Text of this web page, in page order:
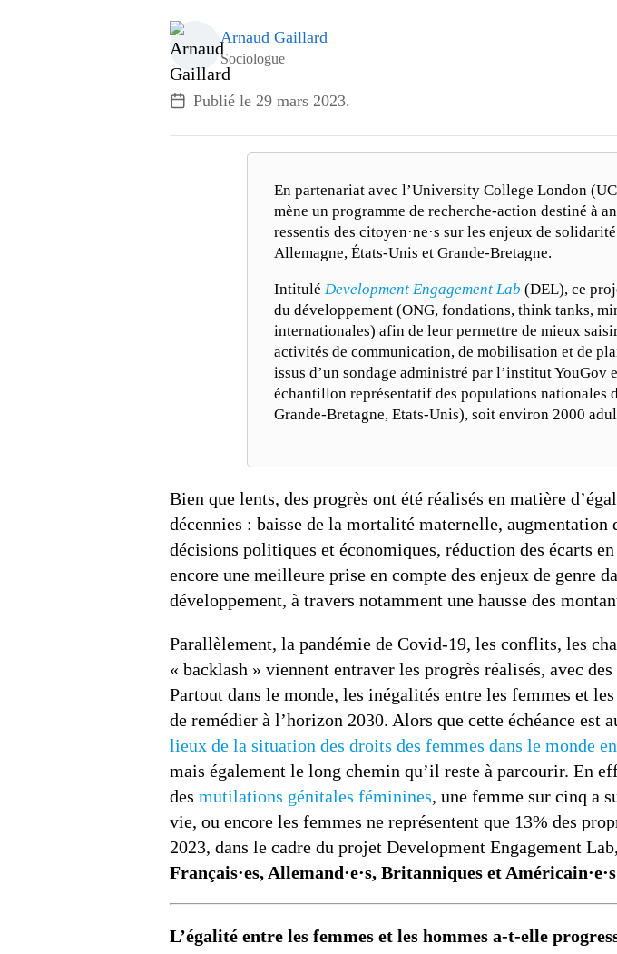
Arnaud Gaillard
Sociologue
Publié le 29 mars 2023.
En partenariat avec l’University College London
mène un programme de recherche-action destiné à
ressentis des citoyen·ne·s sur les enjeux de
Allemagne, États-Unis et Grande-Bretagne.
Intitulé Development Engagement Lab (DEL), ce
du développement (ONG, fondations, think tanks,
internationales) afin de leur permettre de mieux
activités de communication, de mobilisation et de
issus d’un sondage administré par l’institut
échantillon représentatif des populations nationales
Grande-Bretagne, Etats-Unis), soit environ 2000
Bien que lents, des progrès ont été réalisés en matière
décennies : baisse de la mortalité maternelle,
décisions politiques et économiques, réduction des écarts
encore une meilleure prise en compte des enjeux de genre
développement, à travers notamment une hausse des
Parallèlement, la pandémie de Covid-19, les conflits, les
« backlash » viennent entraver les progrès réalisés, avec
Partout dans le monde, les inégalités entre les femmes et
de remédier à l’horizon 2030. Alors que cette échéance est
lieux de la situation des droits des femmes dans le monde
mais également le long chemin qu’il reste à parcourir. En
des mutilations génitales féminines, une femme sur cinq a
vie, ou encore les femmes ne représentent que 13% des
2023, dans le cadre du projet Development Engagement Lab,
Français·es, Allemand·e·s, Britanniques et
L’égalité entre les femmes et les hommes a-t-elle